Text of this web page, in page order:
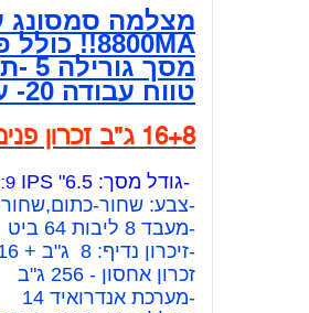
8800MA!! כולל פנס עוצמתי מיוחד בחזית!!!
מסך גורילה 5 -תקן IP-69/IP 68 -תקן קשיחות צבאי STD-810H-עמיד יותר למים* ,אבק*,שברים*
טווח עבודה 20- עד 60+ צלזיוס
16+8 ג"ב זכרון פנימי !!!256 ג"ב זכרון אחסון
-גודל מסך: 6.5" FHD+ IPS הרץ 120Hz
-צבע: שחור-
-מעבד 8 ליבות 64 ביט
-זיכרון נדיף: 8 ג"ב + 16 ג"ב
זכרון אחסון - 256 ג"ב
-מערכת אנדרואיד 14